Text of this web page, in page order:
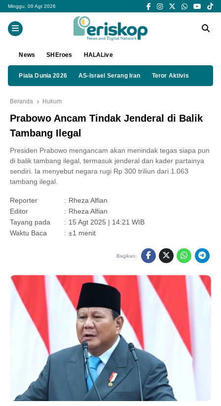
Minggu, 09 Agt 2026
News SHEroes HALALive
Piala Dunia 2026 AS-Israel Serang Iran Teror Aktivis
Beranda Hukum
Prabowo Ancam Tindak Jenderal di Balik
Tambang Ilegal
Presiden Prabowo mengancam akan menindak tegas siapa pun
di balik tambang ilegal, termasuk jenderal dan kader partainya
sendiri. Ia menyebut negara rugi Rp 300 triliun dari 1.063
tambang ilegal.
Reporter : Rheza Alfian
Editor
: Rheza Alfian
Tayang pada
: 15 Agt 2025 | 14:21 WIB
Waktu Baca
: ±1 menit
Bagikan: